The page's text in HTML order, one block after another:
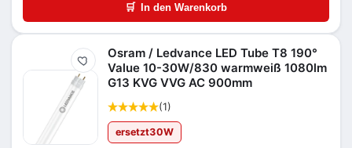
🛒 In den Warenkorb
Merken
Osram / Ledvance LED Tube T8 190°
Value 10-30W/830 warmweiß 1080lm
G13 KVG VVG AC 900mm
(1)
ersetzt30W